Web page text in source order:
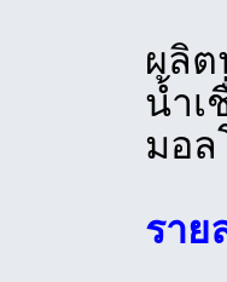
ผลิต
น้ำเ
มอล
ราย